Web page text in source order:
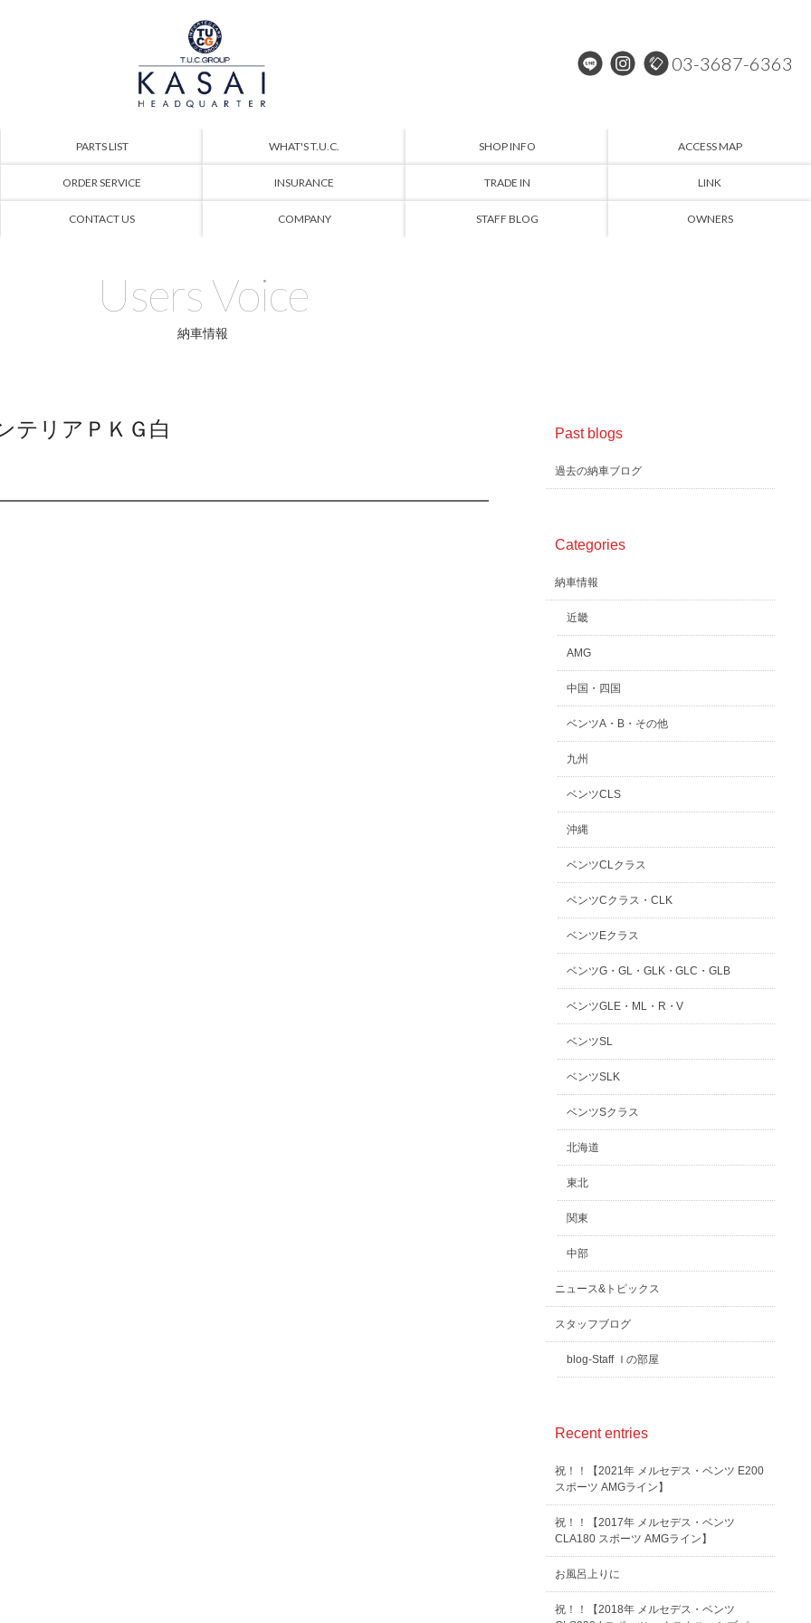
03-3687-6363
PARTS LIST WHAT'S T.U.C. SHOP INFO ACCESS MAP
ORDER SERVICE INSURANCE TRADE IN LINK
CONTACT US COMPANY STAFF BLOG OWNERS
Users Voice
納車情報
テリアＰＫＧ白 Past blogs
過去の納車ブログ
Categories
納車情報
近畿
AMG
中国・四国
ベンツA・B・その他
九州
ベンツCLS
沖縄
ベンツCLクラス
ベンツCクラス・CLK
ベンツEクラス
ベンツG・GL・GLK・GLC・GLB
ベンツGLE・ML・R・V
ベンツSL
ベンツSLK
ベンツSクラス
北海道
東北
関東
中部
ニュース&トピックス
スタッフブログ
blog-Staff Ｉの部屋
Recent entries
祝！！【2021年 メルセデス・ベンツ E200
スポーツ AMGライン】
祝！！【2017年 メルセデス・ベンツ
CLA180 スポーツ AMGライン】
お風呂上りに
祝！！【2018年 メルセデス・ベンツ